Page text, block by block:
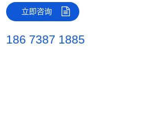
立即咨询
186 7387 1885